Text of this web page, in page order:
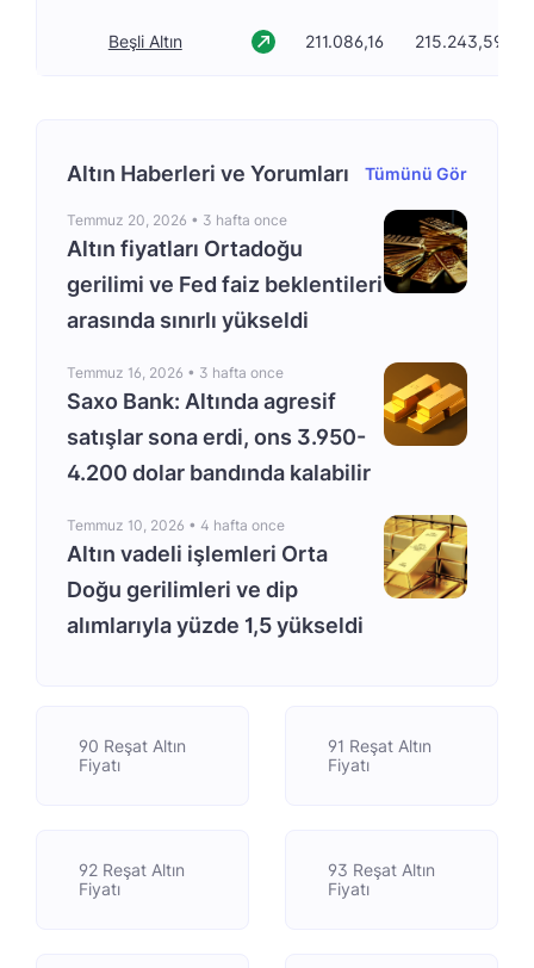
Beşli Altın 211.086,16 215.243,59
Altın Haberleri ve Yorumları Tümünü Gör
Temmuz 20, 2026 • 3 hafta once
Altın fiyatları Ortadoğu
gerilimi ve Fed faiz beklentileri
arasında sınırlı yükseldi
Temmuz 16, 2026 • 3 hafta once
Saxo Bank: Altında agresif
satışlar sona erdi, ons 3.950-
4.200 dolar bandında kalabilir
Temmuz 10, 2026 • 4 hafta once
Altın vadeli işlemleri Orta
Doğu gerilimleri ve dip
alımlarıyla yüzde 1,5 yükseldi
90 Reşat Altın
Fiyatı
91 Reşat Altın
Fiyatı
92 Reşat Altın
Fiyatı
93 Reşat Altın
Fiyatı